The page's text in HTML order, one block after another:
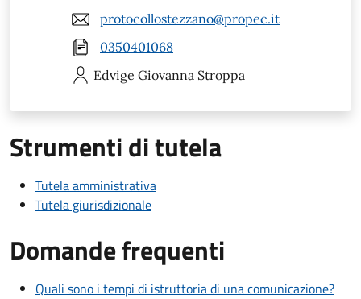
protocollostezzano@propec.it
0350401068
Edvige Giovanna Stroppa
Strumenti di tutela
Tutela amministrativa
Tutela giurisdizionale
Domande frequenti
Quali sono i tempi di istruttoria di una comunicazione?